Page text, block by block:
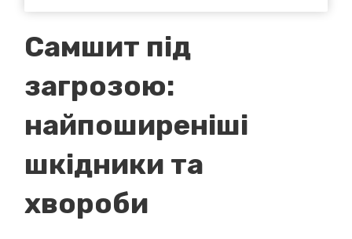
Самшит під
загрозою:
найпоширеніші
шкідники та
хвороби